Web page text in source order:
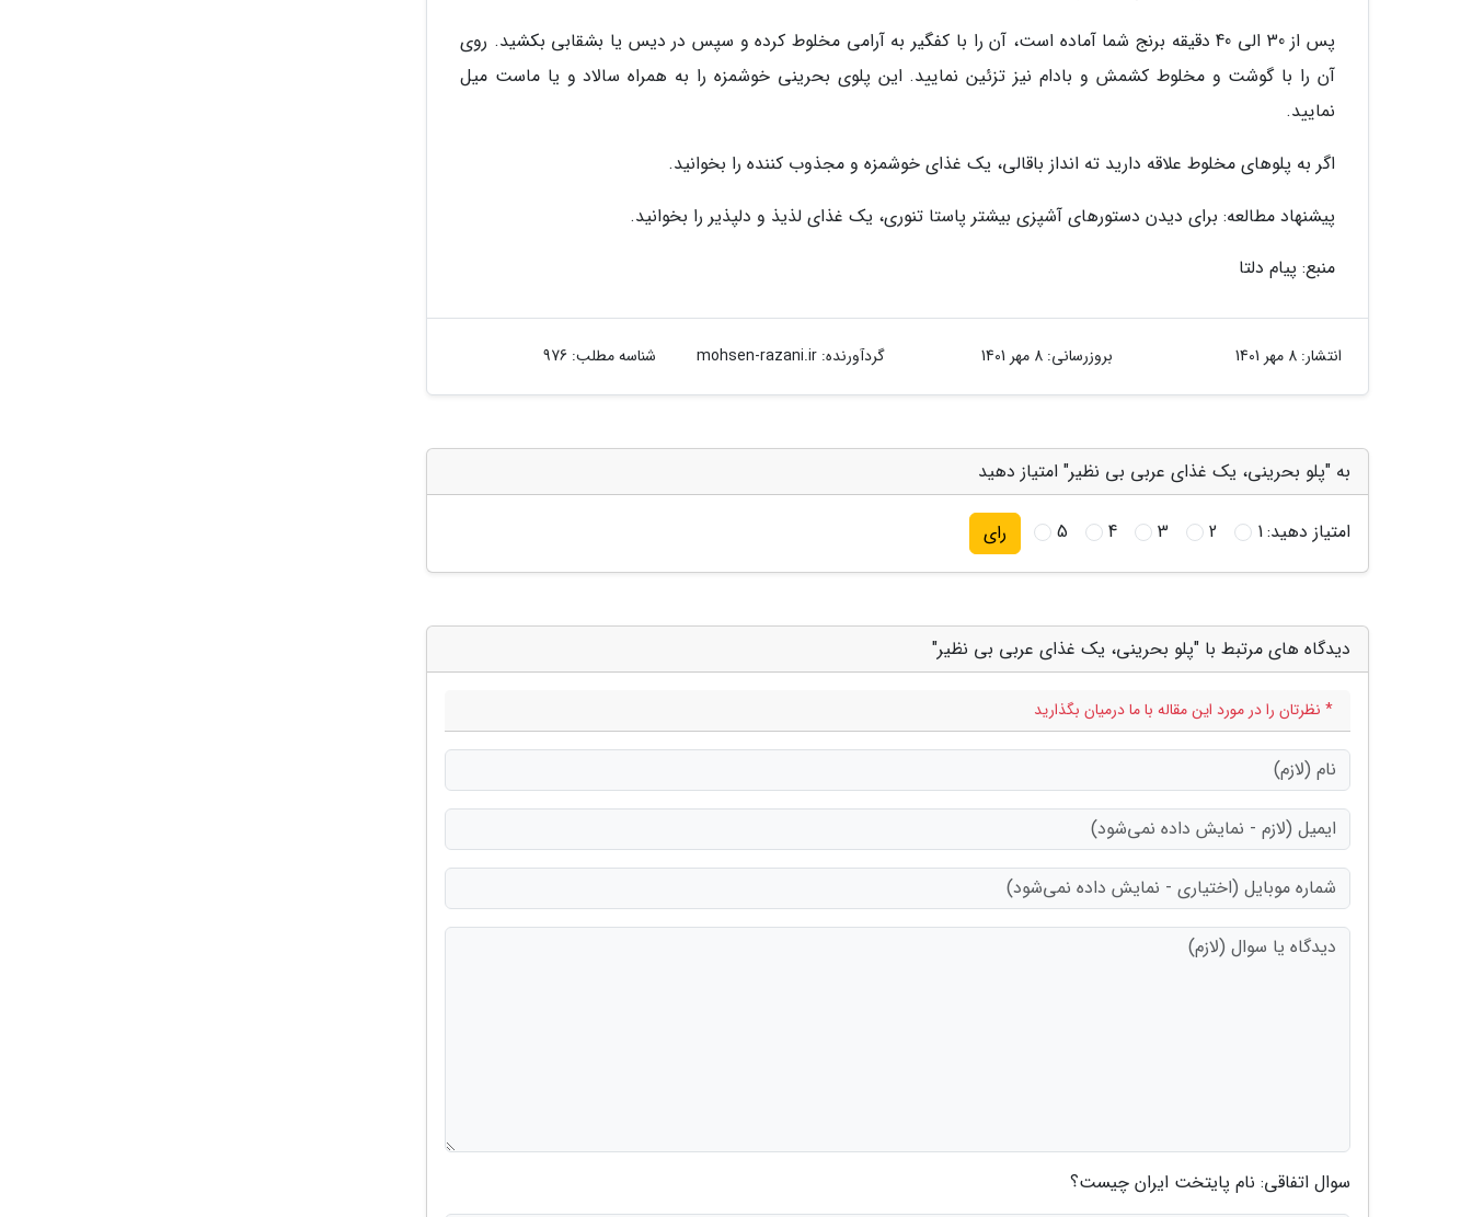
پس از 30 الی 40 دقیقه برنج شما آماده است، آن را با کفگیر به آرامی مخلوط کرده و سپس در دیس یا بشقابی بکشید. روی
آن را با گوشت و مخلوط کشمش و بادام نیز تزئین نمایید. این پلوی بحرینی خوشمزه را به همراه سالاد و یا ماست میل
نمایید.
اگر به پلوهای مخلوط علاقه دارید ته انداز باقالی، یک غذای خوشمزه و مجذوب کننده را بخوانید.
پیشنهاد مطالعه: برای دیدن دستورهای آشپزی بیشتر پاستا تنوری، یک غذای لذیذ و دلپذیر را بخوانید.
منبع: پیام دلتا
انتشار: 8 مهر 1401 بروزرسانی: 8 مهر 1401 گردآورنده:mohsen-razani.ir شناسه مطلب: 976
به "پلو بحرینی، یک غذای عربی بی نظیر" امتیاز دهید
امتیاز دهید:1
2
3
4
5 رای
دیدگاه های مرتبط با "پلو بحرینی، یک غذای عربی بی نظیر"
* نظرتان را در مورد این مقاله با ما درمیان بگذارید
سوال اتفاقی: نام پایتخت ایران چیست؟